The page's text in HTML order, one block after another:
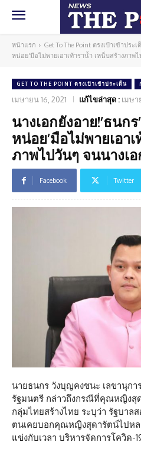
หน้าแรก Get To The Point ตรงเป้าเข้าประเ
หน่อย'มือไม่พายเอาเท้าราน้ำ เหน็บสร้างภาพไ
GET TO THE POINT ตรงเป้าเข้าประเด็น
เมษายน 16, 2021 แก้ไขล่าสุด : เมษา
นางเอกยังอาย!’ธนกร
หน่อย’มือไม่พายเอา
ภาพไปวันๆ จนนางเ
Facebook Twitter
นายธนกร วังบุญคงชนะ เลขานุก
รัฐมนตรี กล่าวถึงกรณีที่คุณหญิงสุ
กลุ่มไทยสร้างไทย ระบุว่า รัฐบาล
ตนเคยบอกคุณหญิงสุดารัตน์ไปหล
แข่งกับเวลา บริหารจัดการโควิด-